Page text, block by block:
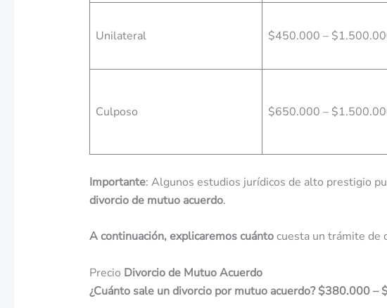
Unilateral $450.000 –
Culposo $650.000 –
Importante: Algunos estudios jurídicos de alto prestigio
divorcio de mutuo acuerdo.
A continuación, explicaremos cuántocuesta un trámite de
Precio Divorcio de Mutuo Acuerdo
¿Cuánto sale un divorcio por mutuo acuerdo? $380.000 –